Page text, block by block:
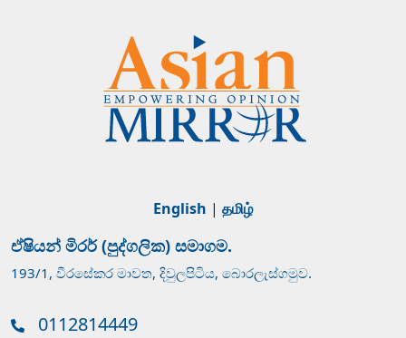
English | தமிழ்
ඒෂියන් මිරර් (පුද්ගලික) සමාගම.
193/1, වීරසේකර මාවත, දිවුලපිටිය, බොරලැස්ගමුව.
0112814449